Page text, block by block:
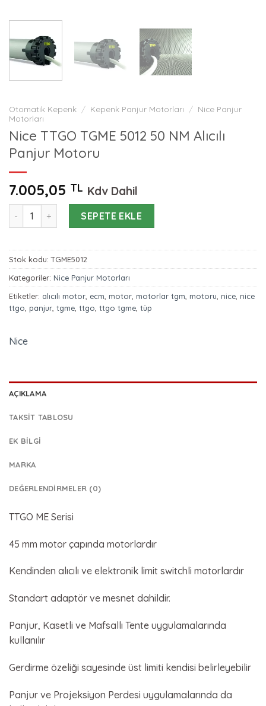
Otomatik Kepenk / Kepenk Panjur Motorları / Nice Panjur
Motorları
Nice TTGO TGME 5012 50 NM Alıcılı
Panjur Motoru
7.005,05 TL Kdv Dahil
Nice TTGO TGME 5012 50 NM Alıcılı Panjur Motoru adet
SEPETE EKLE
Stok kodu:TGME5012
Kategoriler: Nice Panjur Motorları
Etiketler: alıcılı motor ecm motor motorlar tgm motoru nice nice
ttgo panjur tgme ttgo ttgo tgme tüp
Nice
AÇIKLAMA
TAKSIT TABLOSU
EK BILGI
MARKA
DEĞERLENDIRMELER (0)
TTGO ME Serisi
45 mm motor çapında motorlardır
Kendinden alıcılı ve elektronik limit switchli motorlardır
Standart adaptör ve mesnet dahildir.
Panjur, Kasetli ve Mafsallı Tente uygulamalarında
kullanılır
Gerdirme özeliği sayesinde üst limiti kendisi belirleyebilir
Panjur ve Projeksiyon Perdesi uygulamalarında da